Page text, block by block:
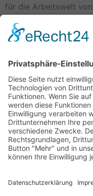
für die Arbeitswelt
über Nepal, seine
Engagements, waren
[…]
Fax: